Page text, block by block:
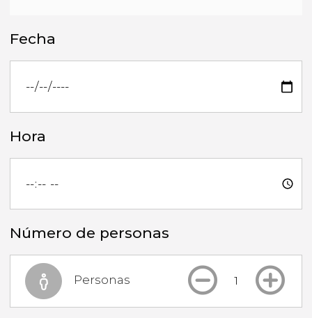
Fecha
Hora
Número de personas
Personas